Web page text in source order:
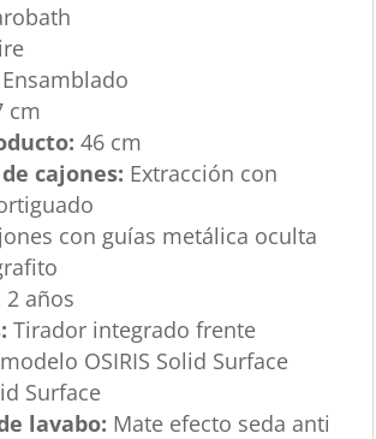
Ensamblado
cm
46 cm
cajones: Extracción con
con guías metálica oculta
2 años
Tirador integrado frente
OSIRIS Solid Surface
Surface
lavabo: Mate efecto seda anti